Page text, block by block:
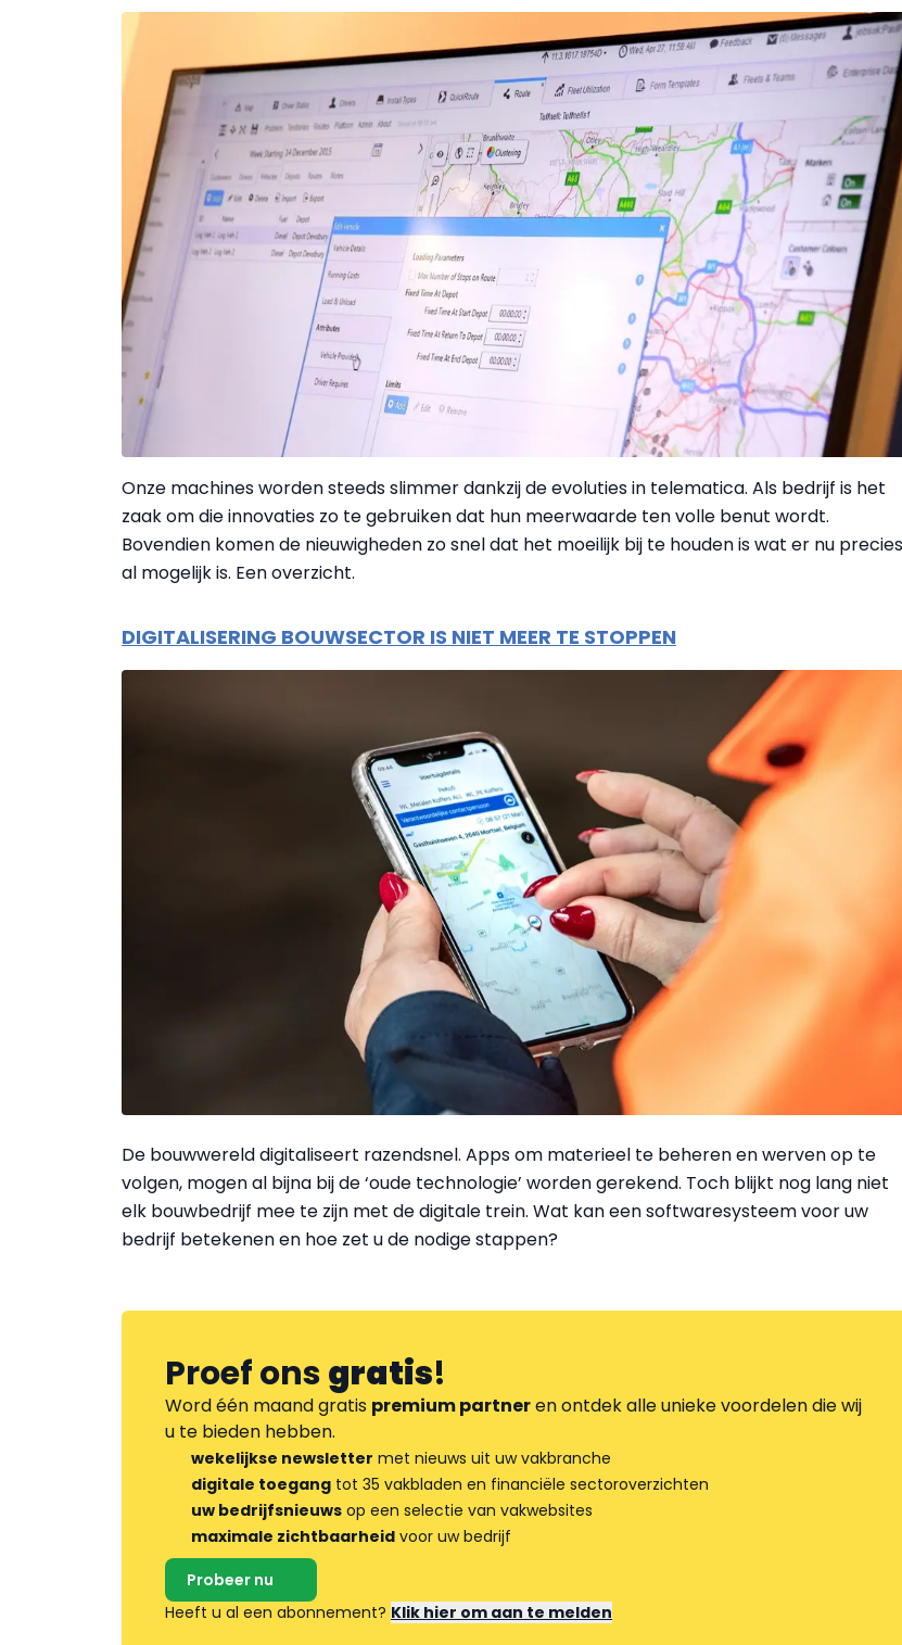
Onze machines worden steeds slimmer dankzij de evoluties in telematica. Als bedrijf is het
zaak om die innovaties zo te gebruiken dat hun meerwaarde ten volle benut wordt.
Bovendien komen de nieuwigheden zo snel dat het moeilijk bij te houden is wat er nu precies
al mogelijk is. Een overzicht.
DIGITALISERING BOUWSECTOR IS NIET MEER TE STOPPEN
De bouwwereld digitaliseert razendsnel. Apps om materieel te beheren en werven op te
volgen, mogen al bijna bij de ‘oude technologie’ worden gerekend. Toch blijkt nog lang niet
elk bouwbedrijf mee te zijn met de digitale trein. Wat kan een softwaresysteem voor uw
bedrijf betekenen en hoe zet u de nodige stappen?
Proef onsgratis!
Word één maand gratis premium partneren ontdek alle unieke voordelen die wij
u te bieden hebben.
wekelijkse newsletter met nieuws uit uw vakbranche
digitale toegang tot 35 vakbladen en financiële sectoroverzichten
uw bedrijfsnieuws op een selectie van vakwebsites
maximale zichtbaarheid voor uw bedrijf
Probeer nu
Heeft u al een abonnement? Klik hier om aan te melden